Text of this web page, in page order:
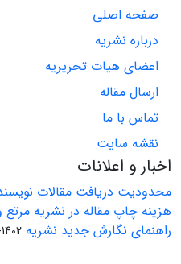
صفحه اصلی
درباره نشریه
اعضای هیات تحریریه
ارسال مقاله
تماس با ما
نقشه سایت
اخبار و اعلانات
محدودیت دریافت مقالات
هزینه چاپ مقاله در نشریه مرتع
راهنمای نگارش جدید نشریه 1402-04-22